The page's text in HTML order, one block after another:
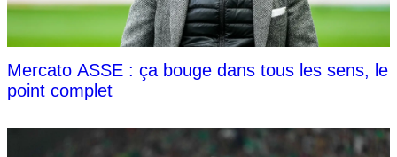
Mercato ASSE : ça bouge dans tous les sens, le
point complet